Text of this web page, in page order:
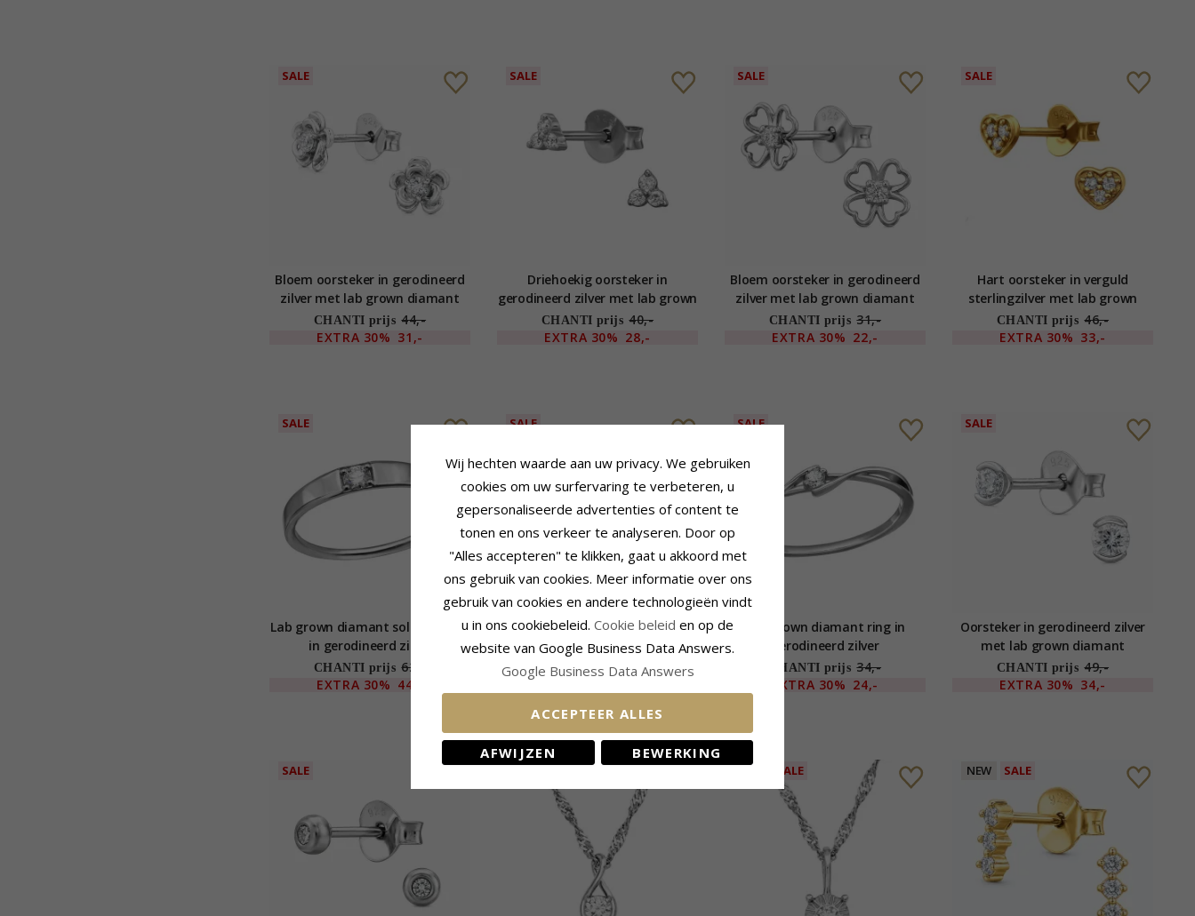
SALE
Bloem oorsteker in gerodineerd
zilver met lab grown diamant
CHANTI prijs 44,-
EXTRA 30% 31,-
SALE
Driehoekig oorsteker in
gerodineerd zilver met lab grown
diamant
CHANTI prijs 40,-
EXTRA 30% 28,-
SALE
Bloem oorsteker in gerodineerd
zilver met lab grown diamant
CHANTI prijs 31,-
EXTRA 30% 22,-
SALE
Hart oorsteker in verguld
sterlingzilver met lab grown
diamant
CHANTI prijs 46,-
EXTRA 30% 33,-
SALE
Lab grown diamant solitaire ring
in gerodineerd zilver
CHANTI prijs 62,-
EXTRA 30% 44,-
SALE
Oorsteker in gerodineerd zilver
met lab grown diamant
CHANTI prijs 35,-
SALE
Lab grown diamant ring in
gerodineerd zilver
CHANTI prijs 34,-
EXTRA 30% 24,-
SALE
Oorsteker in gerodineerd zilver
met lab grown diamant
CHANTI prijs 49,-
EXTRA 30% 34,-
SALE NEW SALE NEW SALE NEW SALE
Wij hechten waarde aan uw privacy. We gebruiken
cookies om uw surfervaring te verbeteren, u
gepersonaliseerde advertenties of content te
tonen en ons verkeer te analyseren. Door op
"Alles accepteren" te klikken, gaat u akkoord met
ons gebruik van cookies. Meer informatie over ons
gebruik van cookies en andere technologieën vindt
u in ons cookiebeleid. Cookie beleid en op de
website van Google Business Data Answers.
Google Business Data Answers
ACCEPTEER ALLES
AFWIJZEN BEWERKING